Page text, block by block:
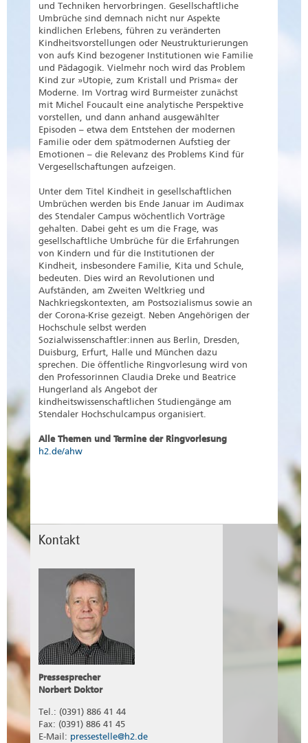
und Techniken hervorbringen. Gesellschaftliche
Umbrüche sind demnach nicht nur Aspekte
kindlichen Erlebens, führen zu veränderten
Kindheitsvorstellungen oder Neustrukturierungen
von aufs Kind bezogener Institutionen wie Familie
und Pädagogik. Vielmehr noch wird das Problem
Kind zur »Utopie, zum Kristall und Prisma« der
Moderne. Im Vortrag wird Burmeister zunächst
mit Michel Foucault eine analytische Perspektive
vorstellen, und dann anhand ausgewählter
Episoden – etwa dem Entstehen der modernen
Familie oder dem spätmodernen Aufstieg der
Emotionen – die Relevanz des Problems Kind für
Vergesellschaftungen aufzeigen.
Unter dem Titel Kindheit in gesellschaftlichen
Umbrüchen werden bis Ende Januar im Audimax
des Stendaler Campus wöchentlich Vorträge
gehalten. Dabei geht es um die Frage, was
gesellschaftliche Umbrüche für die Erfahrungen
von Kindern und für die Institutionen der
Kindheit, insbesondere Familie, Kita und Schule,
bedeuten. Dies wird an Revolutionen und
Aufständen, am Zweiten Weltkrieg und
Nachkriegskontexten, am Postsozialismus sowie an
der Corona-Krise gezeigt. Neben Angehörigen der
Hochschule selbst werden
Sozialwissenschaftler:innen aus Berlin, Dresden,
Duisburg, Erfurt, Halle und München dazu
sprechen. Die öffentliche Ringvorlesung wird von
den Professorinnen Claudia Dreke und Beatrice
Hungerland als Angebot der
kindheitswissenschaftlichen Studiengänge am
Stendaler Hochschulcampus organisiert.
Alle Themen und Termine der Ringvorlesung
h2.de/ahw
Kontakt
Pressesprecher
Norbert Doktor
Tel.: (0391) 886 41 44
Fax: (0391) 886 41 45
E-Mail: pressestelle@h2.de